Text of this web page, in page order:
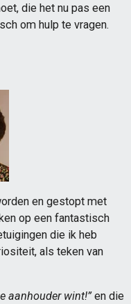
die het nu pas een
om hulp te vragen.
en gestopt met
op een fantastisch
die ik heb
als teken van
aanhouder wint!”en die